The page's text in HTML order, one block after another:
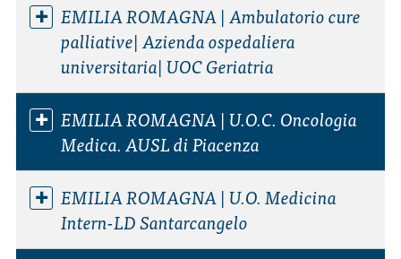
EMILIA ROMAGNA | Ambulatorio cure
palliative| Azienda ospedaliera
universitaria| UOC Geriatria
EMILIA ROMAGNA | U.O.C. Oncologia
Medica. AUSL di Piacenza
EMILIA ROMAGNA | U.O. Medicina
Intern-LD Santarcangelo